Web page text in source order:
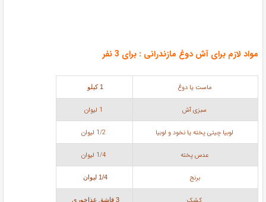
مواد لازم برای آش دوغ مازندرانی : برای 3 نفر
ماست یا دوغ 1 کیلو
سبزی آش
لوبیا چیتی پخته یا نخود و لوبیا
عدس پخته
برنج 1/4 لیوان
3 قاشق غذاخوری